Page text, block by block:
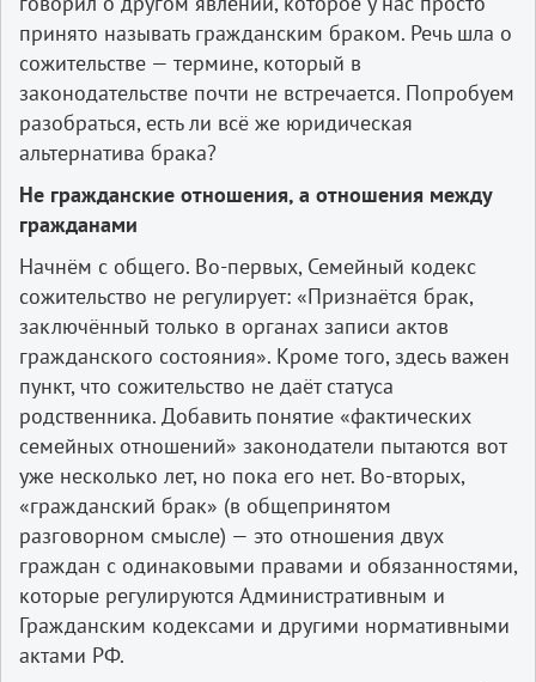
принято называть гражданским браком. Речь шла о
сожительстве — термине, который в
законодательстве почти не встречается. Попробуем
разобраться, есть ли всё же юридическая
альтернатива брака?
Не гражданские отношения, а отношения между
гражданами
Начнём с общего. Во-­первых, Семейный кодекс
сожительство не регулирует: «Признаётся брак,
заключённый только в органах записи актов
гражданского состояния». Кроме того, здесь важен
пункт, что сожительство не даёт статуса
родственника. Добавить понятие «фактических
семейных отношений» законодатели пытаются вот
уже несколько лет, но пока его нет. Во-­вторых,
«гражданский брак» (в общепринятом
разговорном смысле) — это отношения двух
граждан с одинаковыми правами и обязанностями,
которые регулируются Административным и
Гражданским кодексами и другими нормативными
актами РФ.